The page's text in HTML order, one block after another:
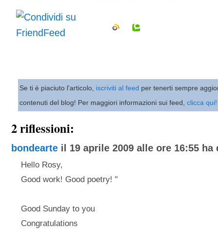
Se ti è piaciuto l'articolo, iscriviti al feed per tenerti sempre
contenuti del blog! Per maggiori informazioni sui feed, clicca qui!
2 riflessioni:
bondearteil 19 aprile 2009 alle ore 16:55 ha
Hello Rosy,
Good work! Good poetry! "
Good Sunday to you
Congratulations